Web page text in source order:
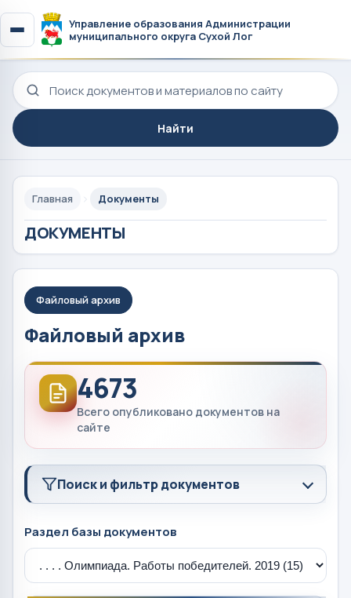
Управление образования Администрации
муниципального округа Сухой Лог
Поиск по сайту
Найти
Главная Документы
ДОКУМЕНТЫ
Файловый архив
Файловый архив
4673
Всего опубликовано документов на
сайте
Поиск и фильтр документов
Раздел базы документов